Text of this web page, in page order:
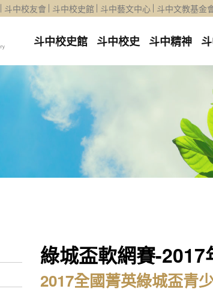
斗中校友會 斗中校史館 斗中藝文中心 斗中文教基金
斗中校史館 斗中校史 斗中精神
綠城盃軟網賽-2017
2017全國菁英綠城盃青